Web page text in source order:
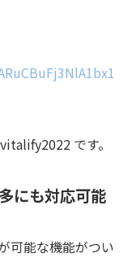
です。
にも対応可能
可能な機能がつい